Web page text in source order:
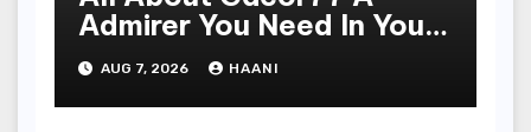
Admirer You Need In Your
Corner
AUG 7, 2026 HAANI